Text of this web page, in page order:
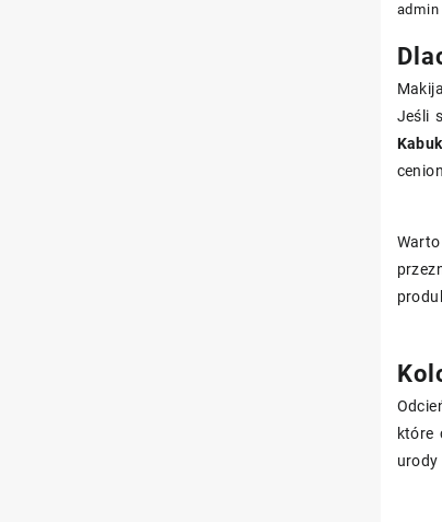
admin
Jeśli
które